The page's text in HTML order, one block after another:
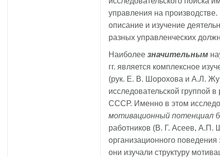
управления на
описание и изучение
разных управленческих
Наиболее значительным
гг. является комплексное
(рук. Е. В. Шорохова и А.Л.
исследовательской группой
СССР. Именно в этом
мотивационный потенциал
работников (В. Г. Асеев, А.П.
организационного
они изучали структуру